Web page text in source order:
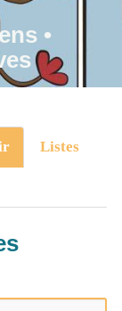
•
Listes